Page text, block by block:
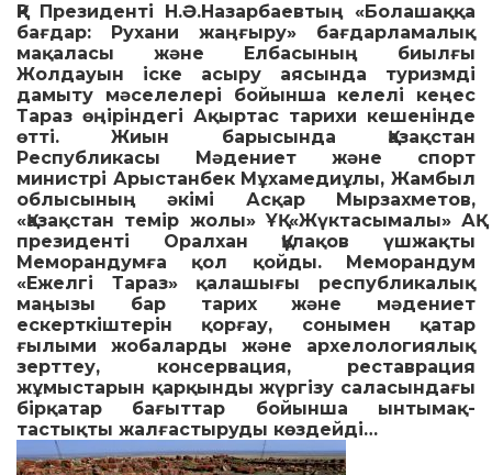
Қ
Р Президенті Н.Ә.Назарбаевтың «Болашаққа
бағдар: Рухани жаңғыру» бағдарламалық
мақаласы және Елбасының биылғы
Жолдауын іске асыру аясында туризмді
дамыту мәселелері бойынша келелі кеңес
Тараз өңіріндегі Ақыртас тарихи кешенінде
өтті. Жиын барысында Қазақстан
Республикасы Мәдениет және спорт
министрі Арыстанбек Мұха­медиұлы, Жамбыл
облысының әкімі Асқар Мырзахме­тов,
«Қазақстан темір жолы» ҰҚ «Жүктасымалы» АҚ
президенті Оралхан Құлақов үшжақты
Меморандумға қол қойды. Меморан­дум
«Ежелгі Тараз» қалашығы республикалық
маңызы бар тарих және мәдениет
ескерткіштерін қорғау, сонымен қатар
ғылыми жобаларды және архелологиялық
зерттеу, консервация, реставрация
жұмыстарын қарқынды жүргізу саласындағы
бірқатар бағыттар бойынша ынты­мақ­
тастықты жалғастыруды көздейді…